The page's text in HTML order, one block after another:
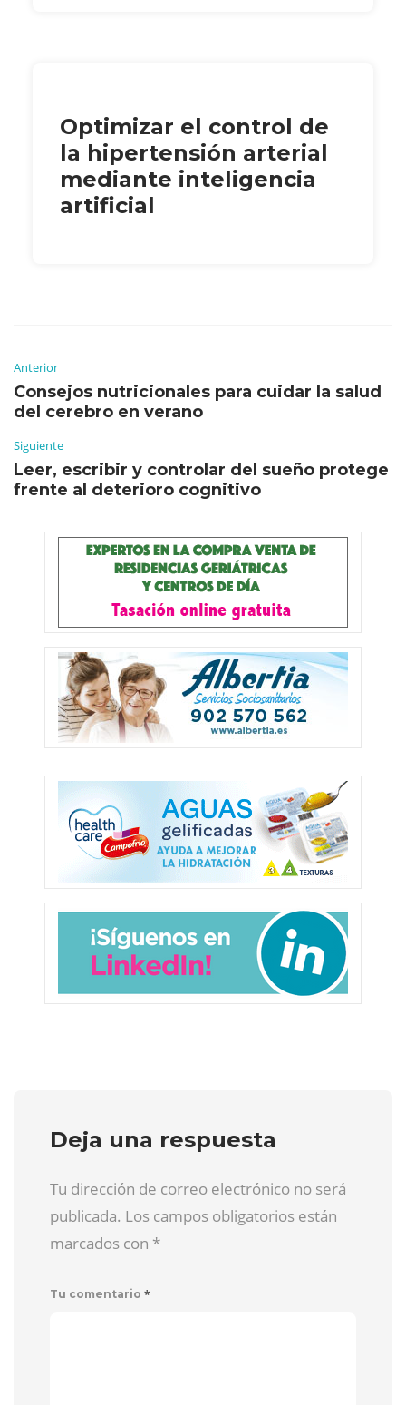
Optimizar el control de
la hipertensión arterial
mediante inteligencia
artificial
Anterior
Consejos nutricionales para cuidar la salud
del cerebro en verano
Siguiente
Leer, escribir y controlar del sueño protege
frente al deterioro cognitivo
Deja una respuesta
Tu dirección de correo electrónico no será
publicada. Los campos obligatorios están
marcados con *
Tu comentario *